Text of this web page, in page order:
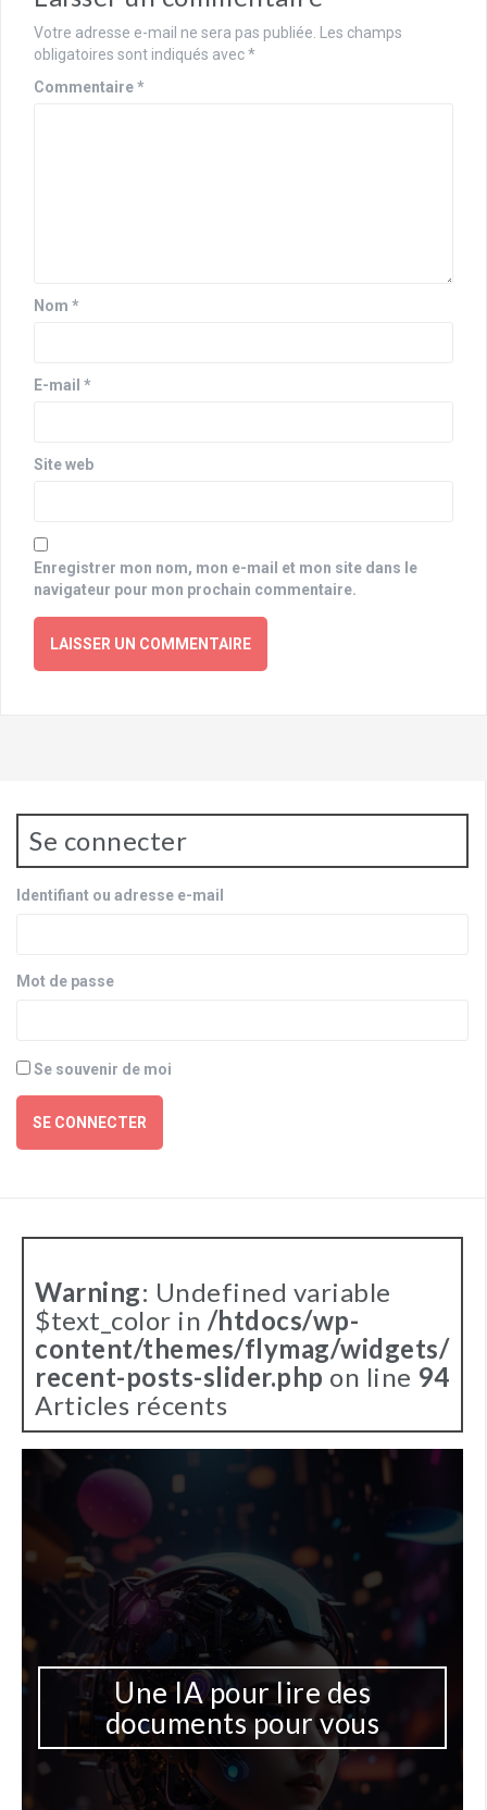
Votre adresse e-mail ne sera pas publiée.
Les champs
obligatoires sont indiqués avec*
Commentaire*
Nom *
E-mail *
Site web
Enregistrer mon nom, mon e-mail et mon site dans le
navigateur pour mon prochain commentaire.
Se connecter
Identifiant ou adresse e-mail
Mot de passe
Se souvenir de moi
SE CONNECTER
Warning: Undefined variable
$text_color in /htdocs/wp-
content/themes/flymag/widgets/
recent-posts-slider.php on line 94
Articles récents
Une IA pour lire des
documents pour vous